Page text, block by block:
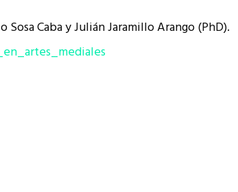
Caba y Julián Jaramillo Arango (PhD).